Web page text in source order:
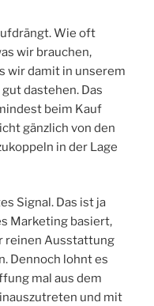
Wie oft
wir brauchen,
wir damit in unserem
dastehen. Das
beim Kauf
gänzlich von den
in der Lage
Signal. Das ist ja
Marketing basiert,
reinen Ausstattung
Dennoch lohnt es
mal aus dem
und mit